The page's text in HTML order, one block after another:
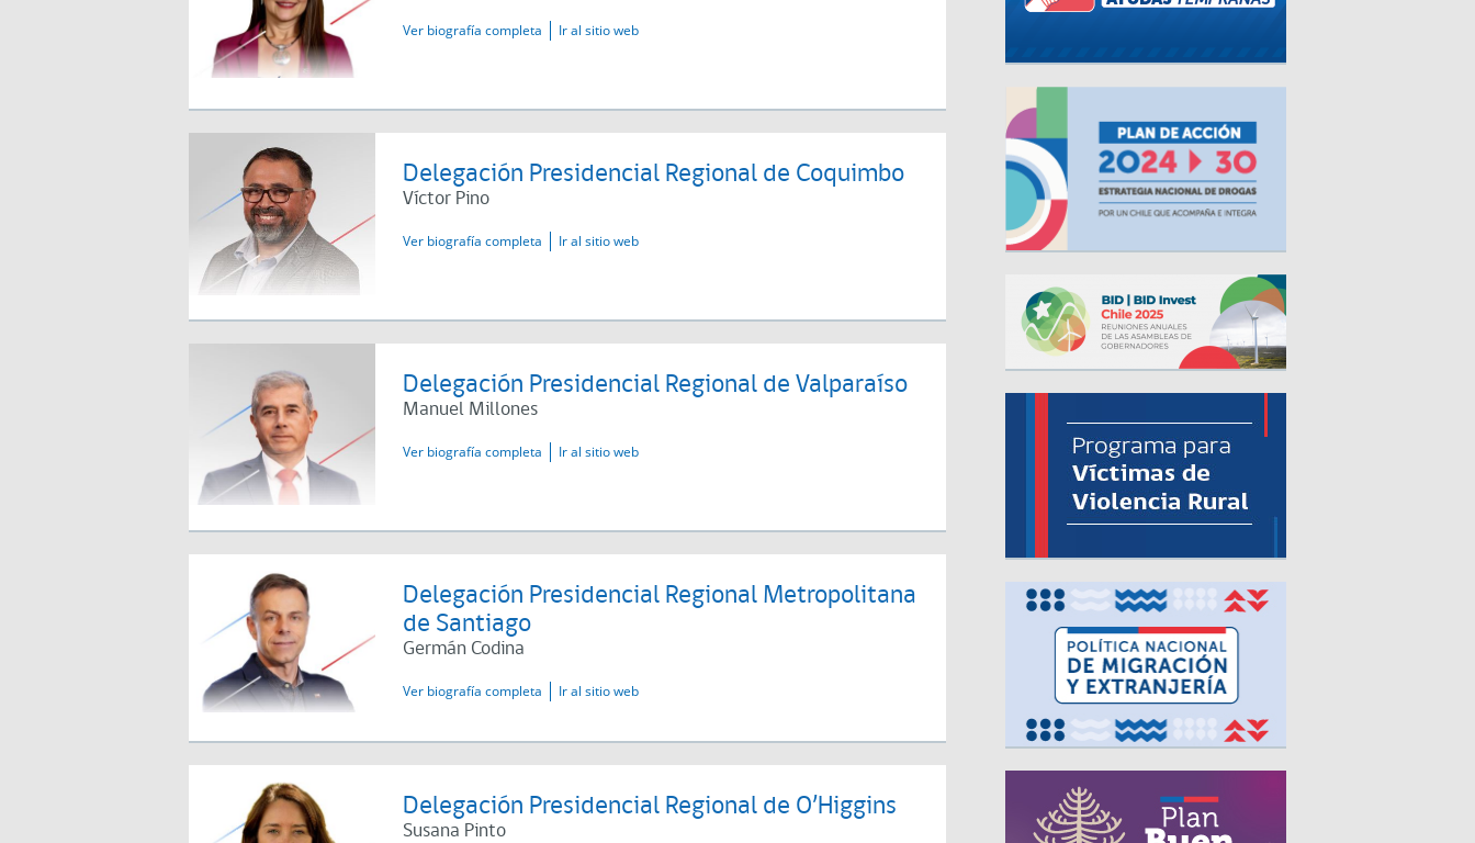
Ver biografía completa Ir al sitio web
Delegación Presidencial Regional de Coquimbo
Víctor Pino
Ver biografía completa Ir al sitio web
Delegación Presidencial Regional de Valparaíso
Manuel Millones
Ver biografía completa Ir al sitio web
Delegación Presidencial Regional Metropolitana
de Santiago
Germán Codina
Ver biografía completa Ir al sitio web
Delegación Presidencial Regional de O’Higgins
Susana Pinto